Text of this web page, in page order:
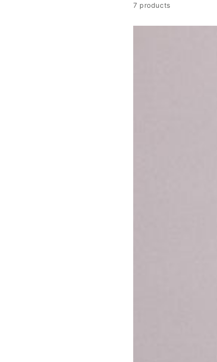
7 products